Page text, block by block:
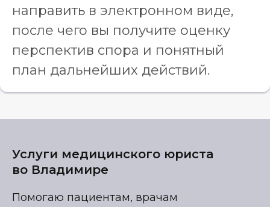
направить в электронном виде,
после чего вы получите оценку
перспектив спора и понятный
план дальнейших действий.
Услуги медицинского юриста
во Владимире
Помогаю пациентам, врачам